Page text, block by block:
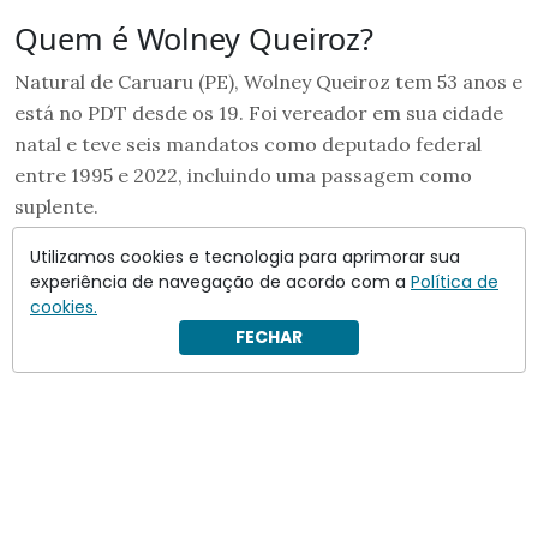
Quem é Wolney Queiroz?
Natural de Caruaru (PE), Wolney Queiroz tem 53 anos e
está no PDT desde os 19. Foi vereador em sua cidade
natal e teve seis mandatos como deputado federal
entre 1995 e 2022, incluindo uma passagem como
suplente.
Utilizamos cookies e tecnologia para aprimorar sua
experiência de navegação de acordo com a Política de
cookies.
FECHAR